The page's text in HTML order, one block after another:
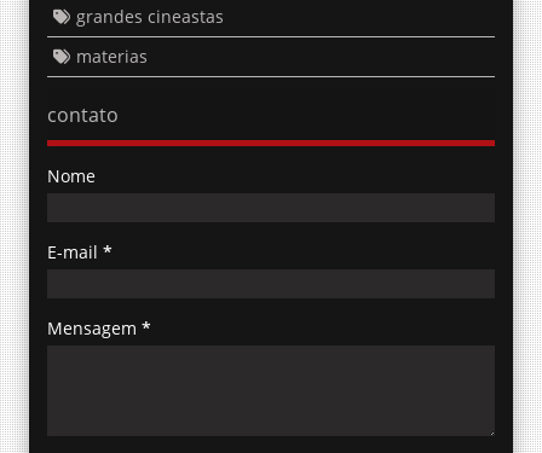
grandes cineastas
materias
contato
Nome
E-mail *
Mensagem *